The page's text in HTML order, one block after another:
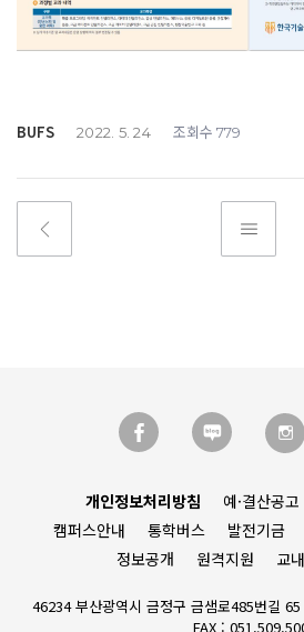
BUFS 2022. 5. 24 조회수 779
개인정보처리방침 예·결산공고
캠퍼스안내
통학버스 발전기금
정보공개
원격지원 교
46234 부산광역시 금정구 금샘로485번길 65
FAX :